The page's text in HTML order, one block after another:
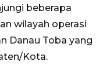
beberapa
wilayah operasi
Danau Toba yang
Kota.